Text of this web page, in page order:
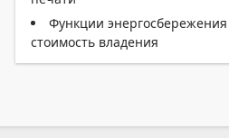
Функции
стоимость владения